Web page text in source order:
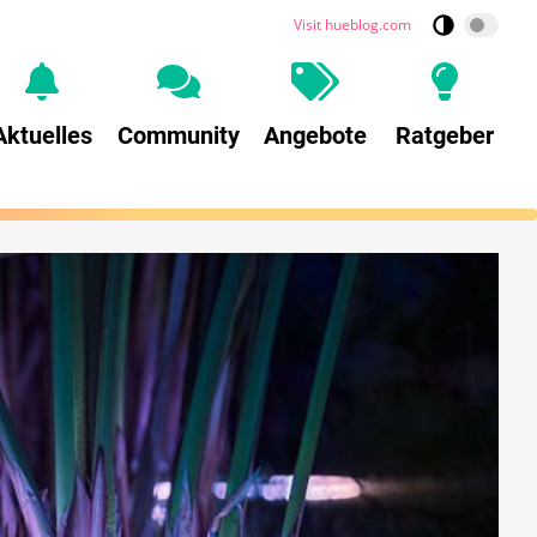
Visit hueblog.com
Community Angebote Ratgeber